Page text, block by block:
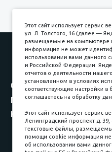
Оплата
Гарантии
Контакты
Этот сайт использует сервис
ул. Л. Толстого, 16 (далее —
размещаемые на компьютере
информация не может
использовании вами данного
и Российской Федерации.
отчетов о деятельности
установленном в условиях
соответствующие настройки в
соглашаетесь на обработку
Этот сайт использует сервис
Ленинградский проспект д.
текстовые файлы,
помощи cookie информация не
об использовании вами